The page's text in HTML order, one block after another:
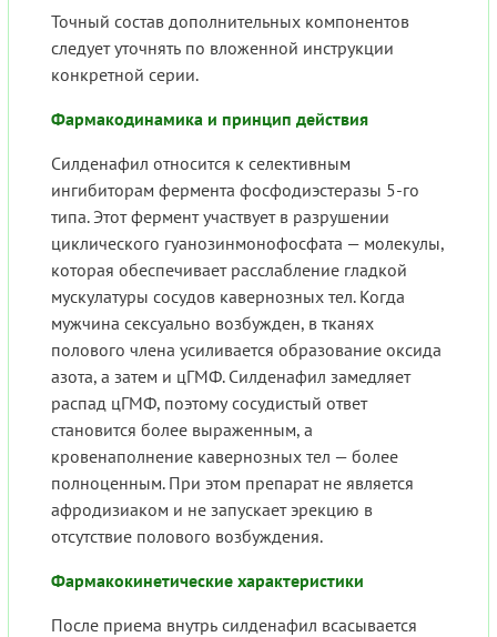
Точный состав дополнительных компонентов
следует уточнять по вложенной инструкции
конкретной серии.
Фармакодинамика и принцип действия
Силденафил относится к селективным
ингибиторам фермента фосфодиэстеразы 5-го
типа. Этот фермент участвует в разрушении
циклического гуанозинмонофосфата — молекулы,
которая обеспечивает расслабление гладкой
мускулатуры сосудов кавернозных тел. Когда
мужчина сексуально возбужден, в тканях
полового члена усиливается образование оксида
азота, а затем и цГМФ. Силденафил замедляет
распад цГМФ, поэтому сосудистый ответ
становится более выраженным, а
кровенаполнение кавернозных тел — более
полноценным. При этом препарат не является
афродизиаком и не запускает эрекцию в
отсутствие полового возбуждения.
Фармакокинетические характеристики
После приема внутрь силденафил всасывается